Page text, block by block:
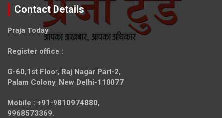
Contact Details
Praja Today
Register office :
G-60,1st Floor, Raj Nagar Part-2,
Palam Colony, New Delhi-110077
Mobile : +91-9810974880,
9968573369.